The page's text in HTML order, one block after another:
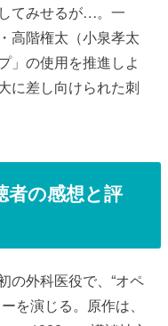
てみせるが…。一
高階権太（小泉孝太
」の使用を推進しよ
に差し向けられた刺
者の感想と評
の外科医役で、“オペ
を演じる。原作は、